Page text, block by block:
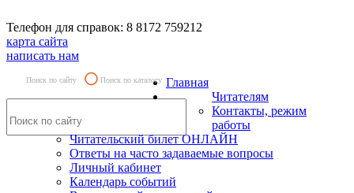
Телефон для справок: 8 8172 759212
карта сайта
написать нам
Поиск по сайту Поиск по каталогу Главная
Читателям
Контакты, режим
работы
Читательский билет ОНЛАЙН
Ответы на часто задаваемые вопросы
Личный кабинет
Календарь событий